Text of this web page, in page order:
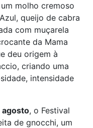
molho cremoso
queijo de cabra
com muçarela
da Mama
deu origem à
criando uma
intensidade
agosto, o Festival
de gnocchi, um